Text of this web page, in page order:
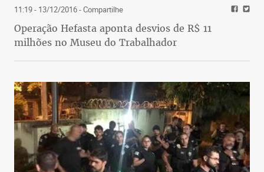
11:19 - 13/12/2016- Compartilhe
Operação Hefasta aponta desvios de R$ 11
milhões no Museu do Trabalhador